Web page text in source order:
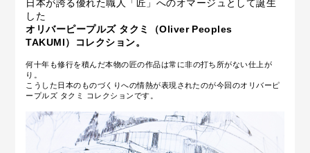
日本が誇る優れた職人「匠」へのオマージュとして誕生
した
オリバーピープルズ タクミ（Oliver Peoples
TAKUMI）コレクション。
何十年も修行を積んだ本物の匠の作品は常に非の打ち所がない仕上が
り。
こうした日本のものづくりへの情熱が表現されたのが今回のオリバーピ
ープルズ タクミ コレクションです。